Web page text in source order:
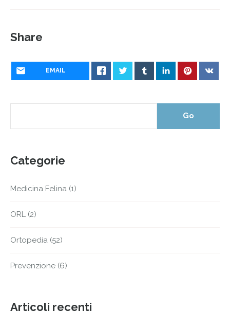
Share
EMAIL
Categorie
Medicina Felina (1)
ORL (2)
Ortopedia (52)
Prevenzione (6)
Articoli recenti